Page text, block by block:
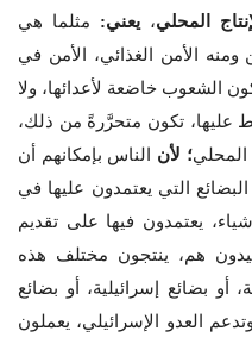
المحلي، يعني: مثلما هي
الأمن الغذائي، الأمن في
الشعوب خاضعة لأعدائها، ولا
عليها، تكون متحرَّرةً من ذلك،
المحلي؛ لأن
الناس بإمكانهم أن
البضائع التي يعتمدون عليها في
يعتمدون فيها على تقديم
هم، ينتجون مختلف هذه
أو بضائع إسرائيلية، أو بضائع
العدو الإسرائيلي، يعملون